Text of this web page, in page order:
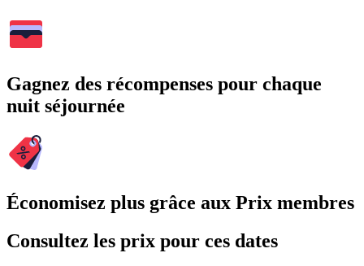
Gagnez des récompenses pour chaque
nuit séjournée
Économisez plus grâce aux Prix membres
Consultez les prix pour ces dates